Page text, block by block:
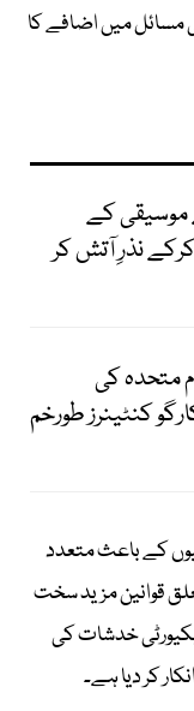
مسائل میں اضافے کا
موسیقی کے
نذرِ آتش کر
متحدہ کی
اشیاء کے 9 کارگو کنٹینرز طورخم
کے باعث متعدد
قوانین مزید سخت
خدشات کی
کر دیا ہے۔